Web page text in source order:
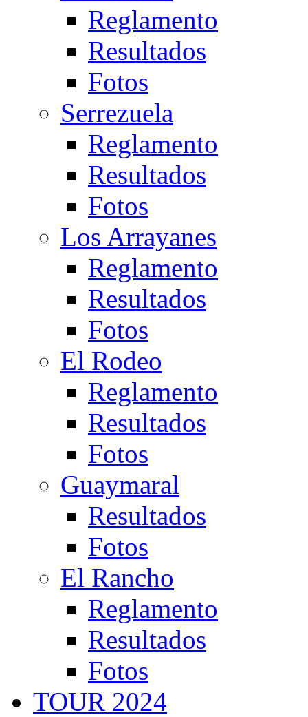
Reglamento
Resultados
Fotos
Serrezuela
Reglamento
Resultados
Fotos
Los Arrayanes
Reglamento
Resultados
Fotos
El Rodeo
Reglamento
Resultados
Fotos
Guaymaral
Resultados
Fotos
El Rancho
Reglamento
Resultados
Fotos
TOUR 2024